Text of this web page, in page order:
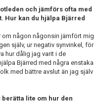
och jämförs ofta med
Hur kan du hjälpa Bjärred
om någon någonsin jämfört mig
själv, ur negativ synvinkel, för
hur dålig jag varit i de
Bjärred med några enstaka
med bättre avslut än jag själv
berätta lite om hur den